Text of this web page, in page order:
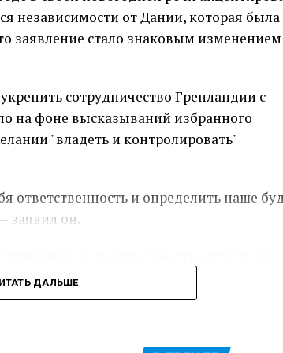
независимости от Дании, которая была
заявление стало знаковым изменением
сотрудничество Гренландии с
на фоне высказываний избранного
"владеть и контролировать"
ответственность и определить наше
заявил он.
датских властей в XX веке, включая
рождаемости, начатую в 1960-х.
ДАЛЬШЕ